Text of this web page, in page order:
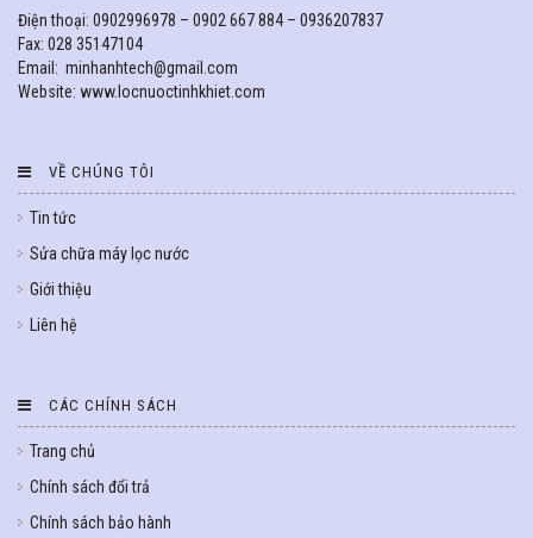
Điện thoại: 0902996978 – 0902 667 884 – 0936207837
Fax: 028 35147104
Email: minhanhtech@gmail.com
Website: www.locnuoctinhkhiet.com
VỀ CHÚNG TÔI
Tin tức
Sửa chữa máy lọc nước
Giới thiệu
Liên hệ
CÁC CHÍNH SÁCH
Trang chủ
Chính sách đổi trả
Chính sách bảo hành